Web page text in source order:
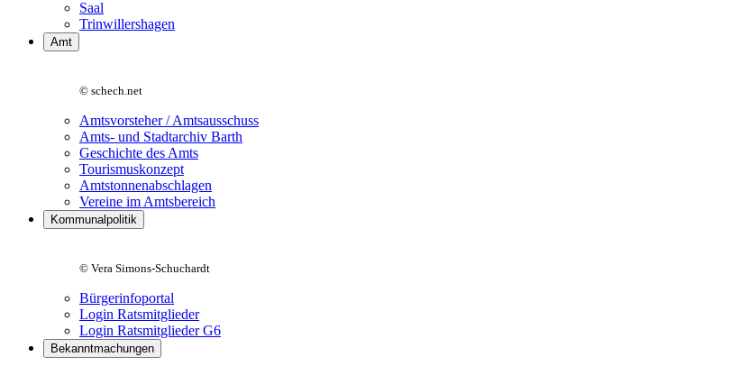
Saal
Trinwillershagen
Amt
© schech.net
Amtsvorsteher / Amtsausschuss
Amts- und Stadtarchiv Barth
Geschichte des Amts
Tourismuskonzept
Amtstonnenabschlagen
Vereine im Amtsbereich
Kommunalpolitik
© Vera Simons-Schuchardt
Bürgerinfoportal
Login Ratsmitglieder
Login Ratsmitglieder G6
Bekanntmachungen